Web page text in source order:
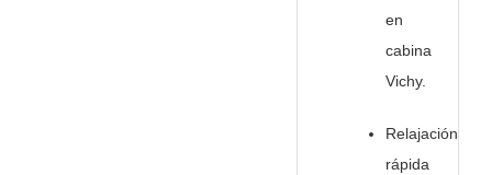
en
cabina
Vichy.
Relajación
rápida